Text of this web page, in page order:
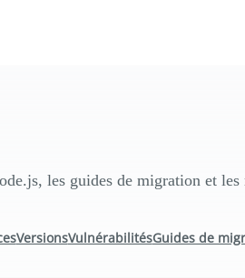
les guides de migration et les
VersionsVulnérabilitésGuides de